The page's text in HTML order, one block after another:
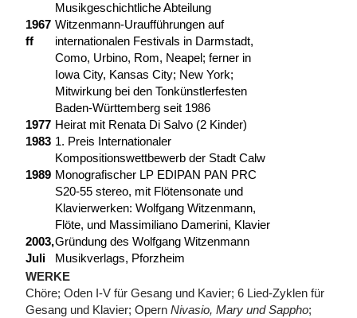
Musikgeschichtliche Abteilung
1967
ff
Witzenmann-Uraufführungen auf
internationalen Festivals in Darmstadt,
Como, Urbino, Rom, Neapel; ferner in
Iowa City, Kansas City; New York;
Mitwirkung bei den Tonkünstlerfesten
Baden-Württemberg seit 1986
1977 Heirat mit Renata Di Salvo (2 Kinder)
1983 1. Preis Internationaler
Kompositionswettbewerb der Stadt Calw
1989 Monografischer LP EDIPAN PAN PRC
S20-55 stereo, mit Flötensonate und
Klavierwerken: Wolfgang Witzenmann,
Flöte, und Massimiliano Damerini, Klavier
2003,
Juli
Gründung des Wolfgang Witzenmann
Musikverlags, Pforzheim
WERKE
Chöre; Oden I-V für Gesang und Kavier; 6 Lied-Zyklen für
Gesang und Klavier; Opern Nivasio, Mary und Sappho;